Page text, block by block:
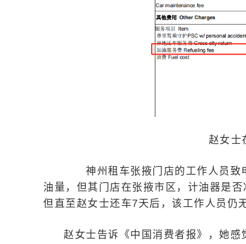
赵女士在
神州租车张掖门店的工作人员致
油量，但其门店在张掖市区，计油器是
但直至赵女士还车7天后，该工作人员仍
赵女士告诉《中国消费者报》，她